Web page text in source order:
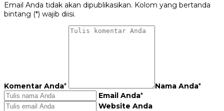
Email Anda tidak akan dipublikasikan. Kolom yang bertanda
bintang (*) wajib diisi.
Komentar Anda* Nama Anda*
Email Anda*
Website Anda